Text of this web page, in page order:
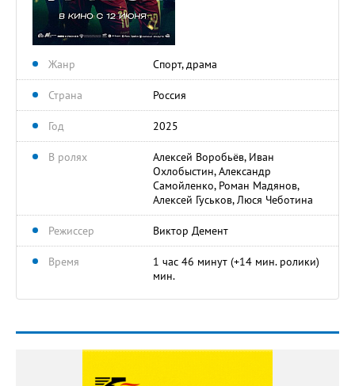
Жанр Спорт, драма
Страна Россия
Год 2025
В ролях
Алексей Воробьёв, Иван
Охлобыстин, Александр
Самойленко, Роман Мадянов,
Алексей Гуськов, Люся Чеботина
Режиссер Виктор Демент
Время
1 час 46 минут (+14 мин. ролики)
мин.